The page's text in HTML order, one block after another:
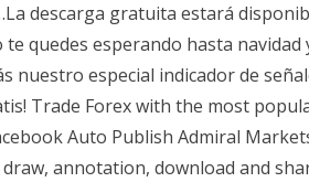
descarga gratuita estará
quedes esperando hasta
nuestro especial indicador de
Trade Forex with the most
Auto Publish Admiral
annotation, download and